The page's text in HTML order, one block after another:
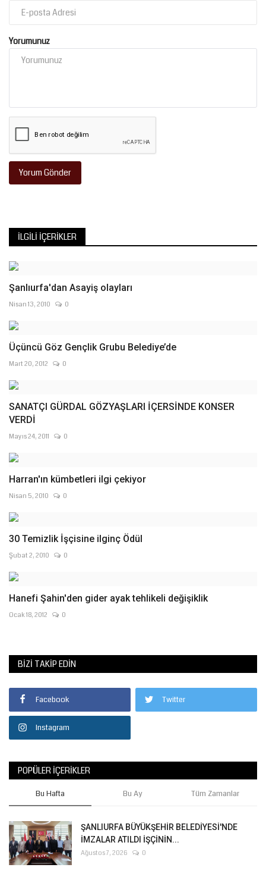
Yorumunuz
Yorum Gönder
İLGILI İÇERIKLER
Şanlıurfa'dan Asayiş olayları
Nisan 13, 2010 0
Üçüncü Göz Gençlik Grubu Belediye’de
Mart 20, 2012 0
SANATÇI GÜRDAL GÖZYAŞLARI İÇERSİNDE KONSER
VERDİ
Mayıs 24, 2011 0
Harran'ın kümbetleri ilgi çekiyor
Nisan 5, 2010 0
30 Temizlik İşçisine ilginç Ödül
Şubat 2, 2010 0
Hanefi Şahin'den gider ayak tehlikeli değişiklik
Ocak 18, 2012 0
BIZI TAKIP EDIN
Facebook Twitter
Instagram
POPÜLER İÇERIKLER
Bu Hafta Bu Ay Tüm Zamanlar
ŞANLIURFA BÜYÜKŞEHİR BELEDİYESİ'NDE
İMZALAR ATILDI İŞÇİNİN...
Ağustos 7, 2026 0